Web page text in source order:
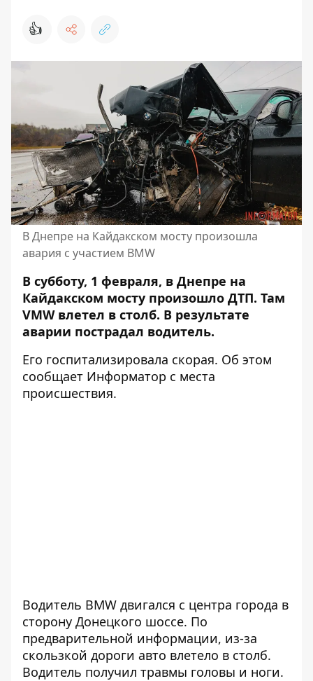
👍
В Днепре на Кайдакском мосту произошла
авария с участием ВMW
В субботу, 1 февраля, в Днепре на
Кайдакском мосту произошло ДТП. Там
VMW влетел в столб. В результате
аварии пострадал водитель.
Его госпитализировала скорая. Об этом
сообщает Информатор с места
происшествия.
Водитель BMW двигался с центра города в
сторону Донецкого шоссе. По
предварительной информации, из-за
скользкой дороги авто влетело в столб.
Водитель получил травмы головы и ноги.